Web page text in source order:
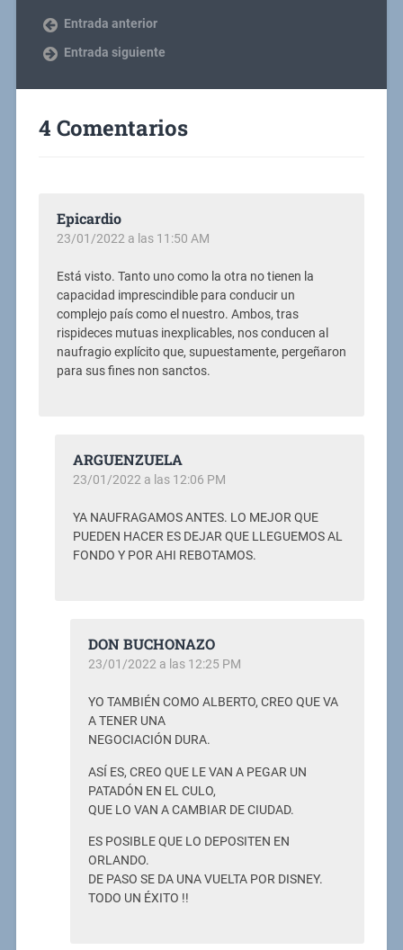
Entrada anterior
Entrada siguiente
4 Comentarios
Epicardio
23/01/2022 a las 11:50 AM
Está visto. Tanto uno como la otra no tienen la
capacidad imprescindible para conducir un
complejo país como el nuestro. Ambos, tras
rispideces mutuas inexplicables, nos conducen al
naufragio explícito que, supuestamente, pergeñaron
para sus fines non sanctos.
ARGUENZUELA
23/01/2022 a las 12:06 PM
YA NAUFRAGAMOS ANTES. LO MEJOR QUE
PUEDEN HACER ES DEJAR QUE LLEGUEMOS AL
FONDO Y POR AHI REBOTAMOS.
DON BUCHONAZO
23/01/2022 a las 12:25 PM
YO TAMBIÉN COMO ALBERTO, CREO QUE VA
A TENER UNA
NEGOCIACIÓN DURA.
ASÍ ES, CREO QUE LE VAN A PEGAR UN
PATADÓN EN EL CULO,
QUE LO VAN A CAMBIAR DE CIUDAD.
ES POSIBLE QUE LO DEPOSITEN EN
ORLANDO.
DE PASO SE DA UNA VUELTA POR DISNEY.
TODO UN ÉXITO !!